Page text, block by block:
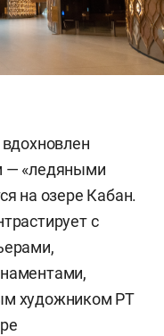
— «ледяными
на озере Кабан.
с
художником РТ